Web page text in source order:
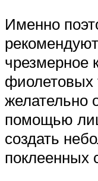
Именно
чрезмерное
фиолетовых
желательно
помощью
создать
поклеенных